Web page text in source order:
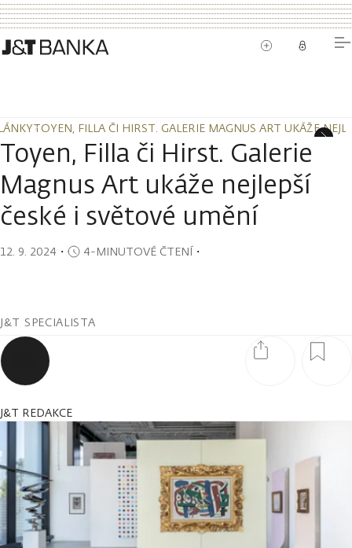
TOYEN, FILLA ČI HIRST. GALERIE MAGNUS ART UKÁŽE
Toyen, Filla či Hirst. Galerie
Magnus Art ukáže nejlepší
české i světové umění
12. 9. 2024 ・ 4-MINUTOVÉ ČTENÍ・
J&T SPECIALISTA
J&T REDAKCE